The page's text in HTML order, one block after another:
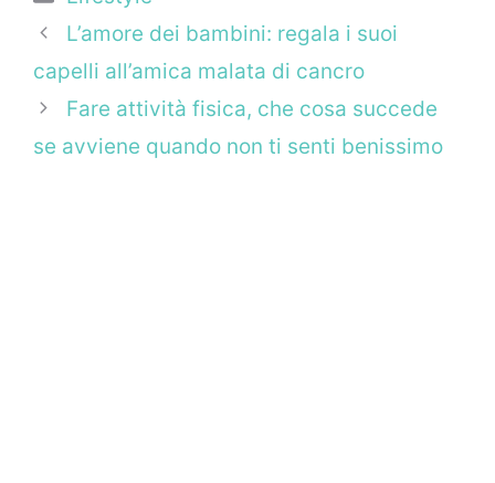
L’amore dei bambini: regala i suoi
capelli all’amica malata di cancro
Fare attività fisica, che cosa succede
se avviene quando non ti senti benissimo